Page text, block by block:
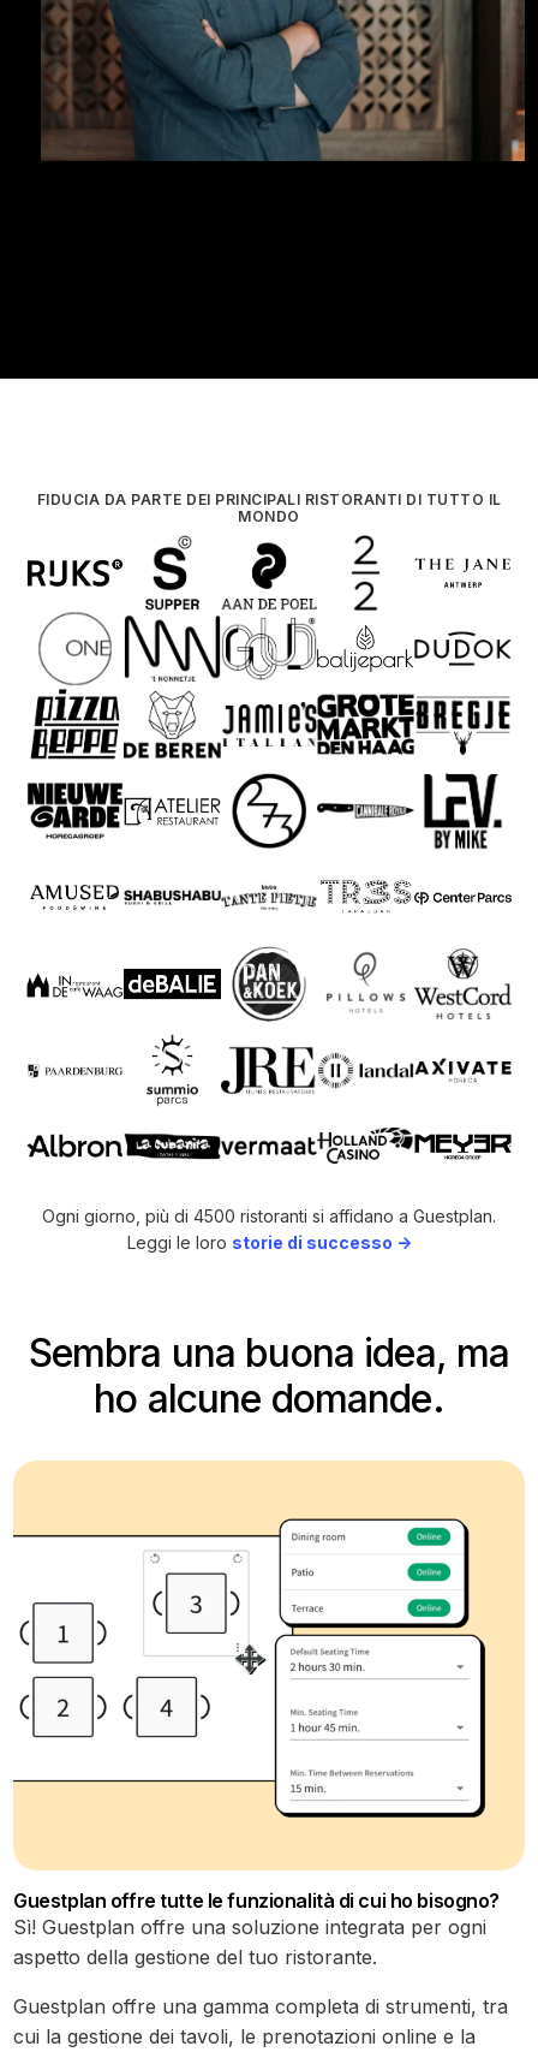
u
p
a
FIDUCIA DA PARTE DEI PRINCIPALI RISTORANTI DI TUTTO IL
MONDO
Ogni giorno, più di 4500 ristoranti si affidano a Guestplan.
Leggi le loro storie di successo ->
Sembra una buona idea, ma
ho alcune domande.
Guestplan offre tutte le funzionalità di cui ho bisogno?
Sì! Guestplan offre una soluzione integrata per ogni
aspetto della gestione del tuo ristorante.
Guestplan offre una gamma completa di strumenti, tra
cui la gestione dei tavoli, le prenotazioni online e la